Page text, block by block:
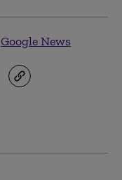
Google News